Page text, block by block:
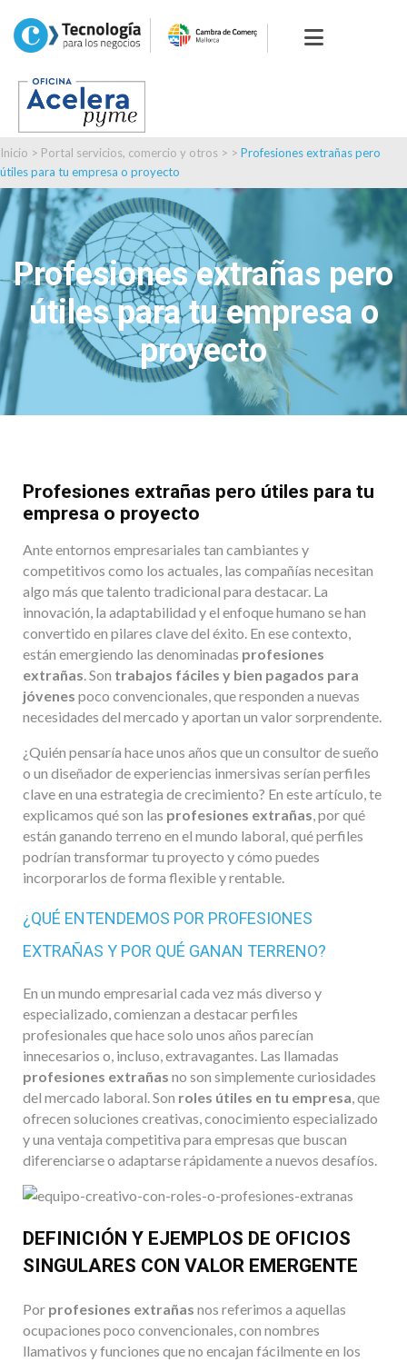
Inicio > Portal servicios, comercio y otros > > Profesiones extrañas pero
útiles para tu empresa o proyecto
Profesiones extrañas pero
útiles para tu empresa o
proyecto
Profesiones extrañas pero útiles para tu
empresa o proyecto
Ante entornos empresariales tan cambiantes y
competitivos como los actuales, las compañías necesitan
algo más que talento tradicional para destacar. La
innovación, la adaptabilidad y el enfoque humano se han
convertido en pilares clave del éxito. En ese contexto,
están emergiendo las denominadas profesiones
extrañas. Son trabajos fáciles y bien pagados para
jóvenes poco convencionales, que responden a nuevas
necesidades del mercado y aportan un valor sorprendente.
¿Quién pensaría hace unos años que un consultor de sueño
o un diseñador de experiencias inmersivas serían perfiles
clave en una estrategia de crecimiento? En este artículo, te
explicamos qué son las profesiones extrañas, por qué
están ganando terreno en el mundo laboral, qué perfiles
podrían transformar tu proyecto y cómo puedes
incorporarlos de forma flexible y rentable.
¿QUÉ ENTENDEMOS POR PROFESIONES
EXTRAÑAS Y POR QUÉ GANAN TERRENO?
En un mundo empresarial cada vez más diverso y
especializado, comienzan a destacar perfiles
profesionales que hace solo unos años parecían
innecesarios o, incluso, extravagantes. Las llamadas
profesiones extrañas no son simplemente curiosidades
del mercado laboral. Son roles útiles en tu empresa, que
ofrecen soluciones creativas, conocimiento especializado
y una ventaja competitiva para empresas que buscan
diferenciarse o adaptarse rápidamente a nuevos desafíos.
DEFINICIÓN Y EJEMPLOS DE OFICIOS
SINGULARES CON VALOR EMERGENTE
Por profesiones extrañas nos referimos a aquellas
ocupaciones poco convencionales, con nombres
llamativos y funciones que no encajan fácilmente en los